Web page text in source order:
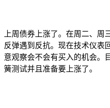
上周债券上涨了。在周二、周
反弹遇到反抗。现在技术仪表
意观察会不会有买入的机会。
簧测试并且准备要上涨了。